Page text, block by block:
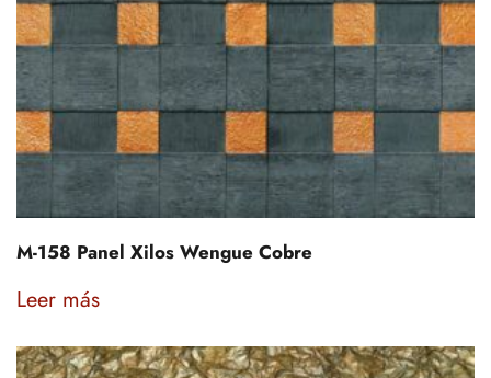
M-158 Panel Xilos Wengue Cobre
Leer más